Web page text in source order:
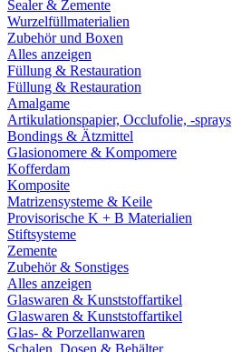
Sealer & Zemente
Wurzelfüllmaterialien
Zubehör und Boxen
Alles anzeigen
Füllung & Restauration
Füllung & Restauration
Amalgame
Artikulationspapier, Occlufolie, -sprays
Bondings & Ätzmittel
Glasionomere & Kompomere
Kofferdam
Komposite
Matrizensysteme & Keile
Provisorische K + B Materialien
Stiftsysteme
Zemente
Zubehör & Sonstiges
Alles anzeigen
Glaswaren & Kunststoffartikel
Glaswaren & Kunststoffartikel
Glas- & Porzellanwaren
Schalen, Dosen & Behälter